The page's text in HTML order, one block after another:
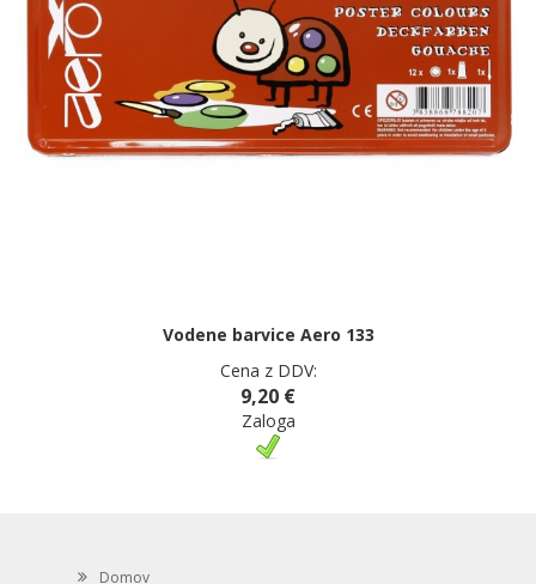
Vodene barvice Aero 133
Cena z DDV:
9,20 €
Zaloga
Domov